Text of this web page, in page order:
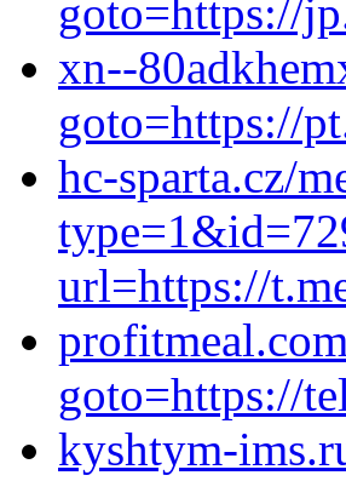
goto=https://
xn--
goto=https://
hc-sparta.cz/
url=https://
goto=https://
kyshtym-